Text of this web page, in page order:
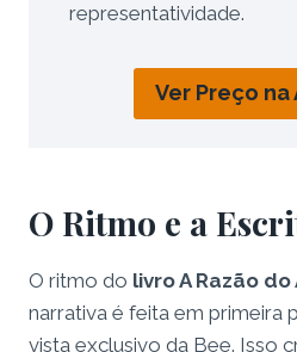
representatividade.
Ver Preço na
O Ritmo e a
O ritmo do livro A Razão do
narrativa é feita em primeira
vista exclusivo da Bee. Isso